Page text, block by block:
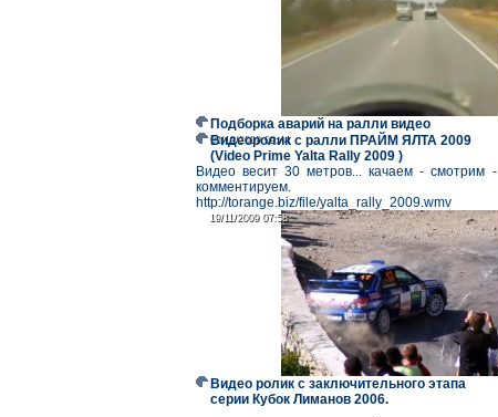
Подборка аварий на ралли видео
03/12/2009 09:44
03/12/2009 09:44
Видеоролик с ралли ПРАЙМ ЯЛТА 2009
(Video Prime Yalta Rally 2009 )
Видео весит 30 метров... качаем - смотрим -
комментируем.
http://torange.biz/file/yalta_rally_2009.wmv
19/11/2009 07:58
19/11/2009 07:58
Видео ролик с заключительного этапа
серии Кубок Лиманов 2006.